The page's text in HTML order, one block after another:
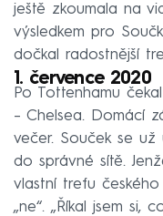
ještě zkoumala na
výsledkem pro
dočkal radostnější
1. července 2020
Po Tottenhamu
– Chelsea. Domácí
večer. Souček se
do správné sítě.
vlastní trefu
„ne“. „Říkal jsem si,